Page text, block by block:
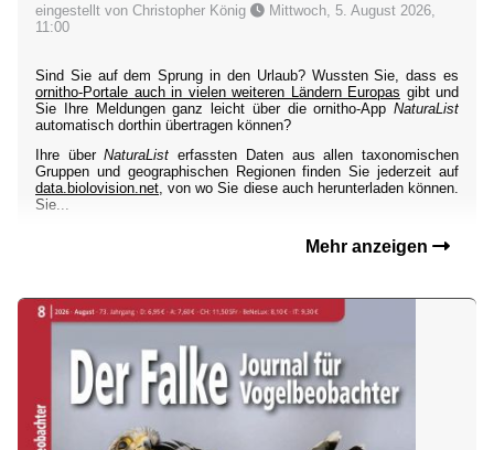
eingestellt von Christopher König
Mittwoch, 5. August 2026,
11:00
Sind Sie auf dem Sprung in den Urlaub? Wussten Sie, dass es
ornitho-Portale auch in vielen weiteren Ländern Europas gibt und
Sie Ihre Meldungen ganz leicht über die ornitho-App NaturaList
automatisch dorthin übertragen können?
Ihre überNaturaList erfassten Daten aus allen taxonomischen
Gruppen und geographischen Regionen finden Sie jederzeit auf
data.biolovision.net, von wo Sie diese auch herunterladen können.
Sie...
Mehr anzeigen